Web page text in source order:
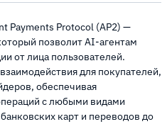
Payments Protocol (AP2) —
позволит AI-агентам
от лица пользователей.
для покупателей,
обеспечивая
с любыми видами
карт и переводов до